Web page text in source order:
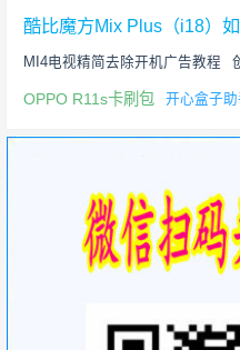
酷比魔方Mix Plus（i18）如
MI4电视精简去除开机广告教程
OPPO R11s卡刷包 开心盒子